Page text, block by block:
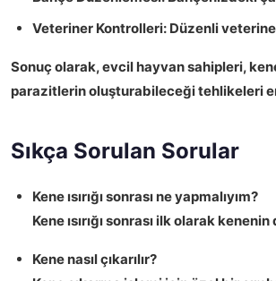
Veteriner Kontrolleri: Düzenli
Sonuç olarak, evcil hayvan sahipleri,
parazitlerin oluşturabileceği tehlikeleri
Sıkça Sorulan Sorular
Kene ısırığı sonrası ne yapmalıyım?
Kene ısırığı sonrası ilk olarak
Kene nasıl çıkarılır?